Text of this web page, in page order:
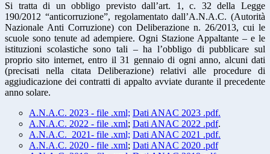
Si tratta di un obbligo previsto dall’art. 1, c. 32 della Legge
190/2012 “anticorruzione”, regolamentato dall’A.N.A.C. (Autorità
Nazionale Anti Corruzione) con Deliberazione n. 26/2013, cui le
scuole sono tenute ad adempiere. Ogni Stazione Appaltante – e le
istituzioni scolastiche sono tali – ha l’obbligo di pubblicare sul
proprio sito internet, entro il 31 gennaio di ogni anno, alcuni dati
(precisati nella citata Deliberazione) relativi alle procedure di
aggiudicazione dei contratti di appalto avviate durante il precedente
anno solare.
A.N.A.C. 2023 - file .xml; Dati ANAC 2023 .pdf.
A.N.A.C. 2022 - file .xml; Dati ANAC 2022 .pdf.
A.N.A.C. 2021- file .xml; Dati ANAC 2021 .pdf.
A.N.A.C. 2020 - file .xml; Dati ANAC 2020 .pdf